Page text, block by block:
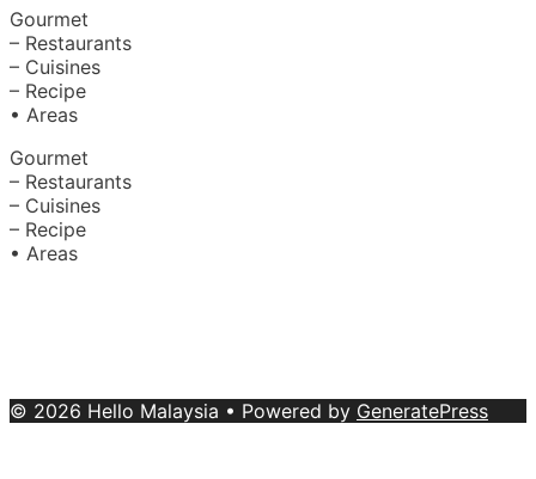
Gourmet
– Restaurants
– Cuisines
– Recipe
• Areas
Gourmet
– Restaurants
– Cuisines
– Recipe
• Areas
© 2026 Hello Malaysia • Powered by GeneratePress